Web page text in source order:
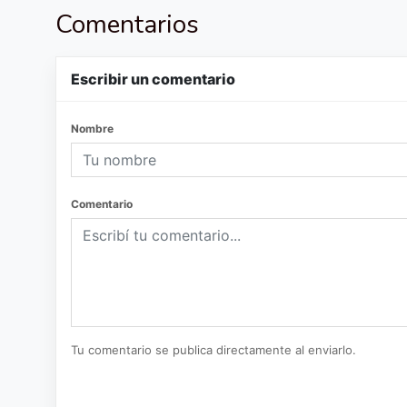
Comentarios
Escribir un comentario
Nombre
Comentario
Tu comentario se publica directamente al enviarlo.